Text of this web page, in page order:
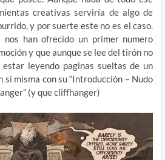
creativas serviría de algo de
y por suerte este no es el caso.
han ofrecido un primer numero
y que aunque se lee del tirón no
leyendo paginas sueltas de un
si misma con su “Introducción – Nudo
(y que cliffhanger)